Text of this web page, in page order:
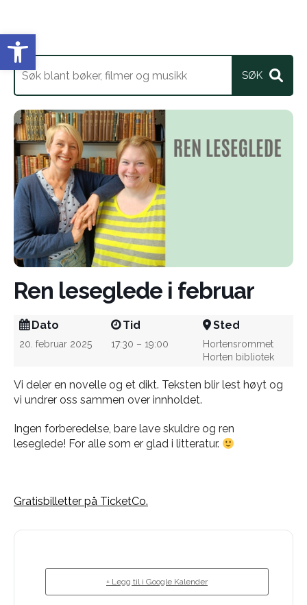
Vis verktøylinjen
Ren leseglede i februar
Dato
20. februar 2025
Tid
17:30 – 19:00
Sted
Hortensrommet
Horten bibliotek
Vi deler en novelle og et dikt. Teksten blir lest høyt og
vi undrer oss sammen over innholdet.
Ingen forberedelse, bare lave skuldre og ren
leseglede! For alle som er glad i litteratur.
Gratisbilletter på TicketCo.
+ Legg til i Google Kalender